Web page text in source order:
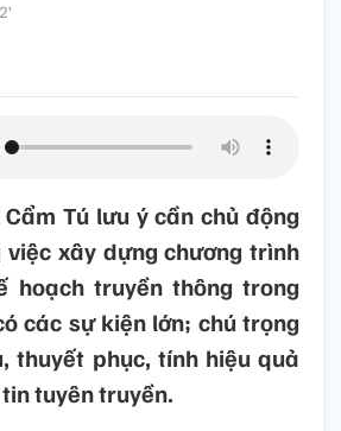
Tú lưu ý cần chủ động
việc xây dựng chương trình
hoạch truyền thông trong
các sự kiện lớn; chú trọng
thuyết phục, tính hiệu quả
tuyên truyền.